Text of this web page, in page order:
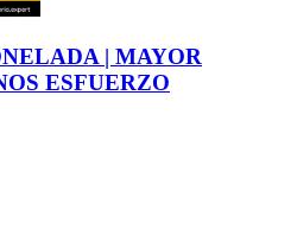
| MAYOR
ESFUERZO